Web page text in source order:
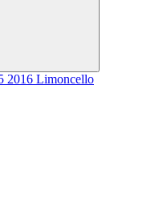
2016 Limoncello